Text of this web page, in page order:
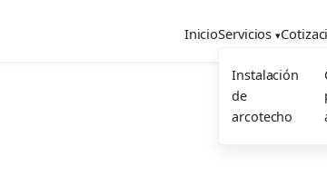
InicioServicios
Instalación
de
arcotecho